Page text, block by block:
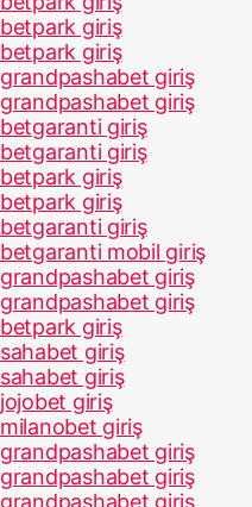
betpark giriş
betpark giriş
grandpashabet giriş
grandpashabet giriş
betgaranti giriş
betgaranti giriş
betpark giriş
betpark giriş
betgaranti giriş
betgaranti mobil giriş
grandpashabet giriş
grandpashabet giriş
betpark giriş
sahabet giriş
sahabet giriş
jojobet giriş
milanobet giriş
grandpashabet giriş
grandpashabet giriş